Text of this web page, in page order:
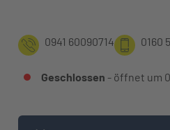
0941 60090714 0160
Geschlossen - öffnet um